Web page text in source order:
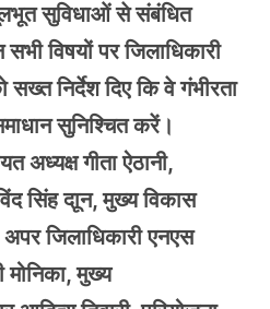
सुविधाओं से संबंधित
विषयों पर जिलाधिकारी
निर्देश दिए कि वे गंभीरता
सुनिश्चित करें।
अध्यक्ष गीता ऐठानी,
सिंह दाून, मुख्य विकास
जिलाधिकारी एनएस
मोनिका, मुख्य